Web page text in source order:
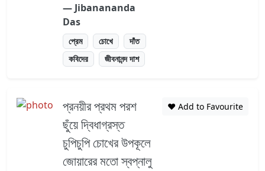
― Jibanananda
Das
প্রেম চোখে
দাঁত
কবিদের
জীবনানন্দ দাশ
প্রনয়ীর প্রথম পরশ
ছুঁয়ে দ্বিধাগ্রস্ত
চুপিচুপি চোখের উপকূলে
জোয়ারের মতো স্বপ্নালু
❤️ Add to Favourite